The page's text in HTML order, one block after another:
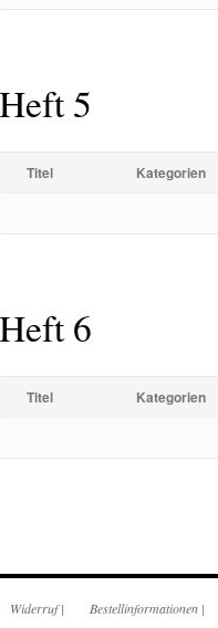
Heft 5
Titel Kategorien
Heft 6
Titel Kategorien
Widerruf| Bestellinformationen |